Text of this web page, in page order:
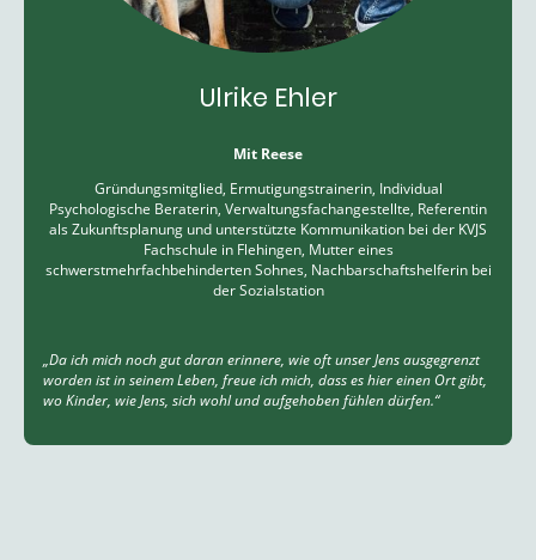
Ulrike Ehler
Mit Reese
Gründungsmitglied, Ermutigungstrainerin, Individual
Psychologische Beraterin, Verwaltungsfachangestellte, Referentin
als Zukunftsplanung und unterstützte Kommunikation bei der KVJS
Fachschule in Flehingen, Mutter eines
schwerstmehrfachbehinderten Sohnes, Nachbarschaftshelferin bei
der Sozialstation
„Da ich mich noch gut daran erinnere, wie oft unser Jens ausgegrenzt
worden ist in seinem Leben, freue ich mich, dass es hier einen Ort gibt,
wo Kinder, wie Jens, sich wohl und aufgehoben fühlen dürfen.“